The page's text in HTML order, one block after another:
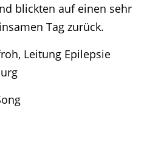
blickten auf einen sehr
Tag zurück.
Leitung Epilepsie